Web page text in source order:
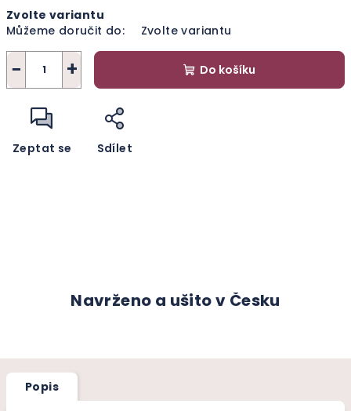
cena:
Zvolte variantu
Můžeme doručit do:
Zvolte variantu
+
− Do košíku
Zeptat se Sdílet
Navrženo a ušito v Česku
Popis